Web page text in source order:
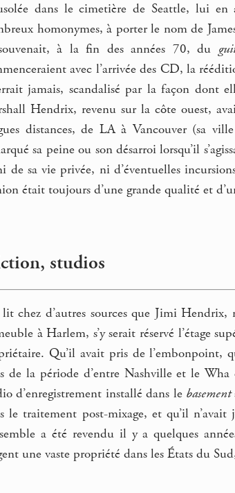
dans le cimetière de Seattle, lui
homonymes, à porter le nom de
à la fin des années 70, du
avec l’arrivée des CD, la
jamais, scandalisé par la façon dont
Hendrix, revenu sur la côte ouest,
distances, de LA à Vancouver (sa
sa peine ou son désarroi lorsqu’il
de sa vie privée, ni d’éventuelles
était toujours d’une grande qualité et
studios
chez d’autres sources que Jimi
à Harlem, s’y serait réservé l’étage
Qu’il avait pris de l’embonpoint,
de la période d’entre Nashville et le
d’enregistrement installé dans le basement
le traitement post-mixage, et qu’il
a été revendu il y a quelques
une vaste propriété dans les États du